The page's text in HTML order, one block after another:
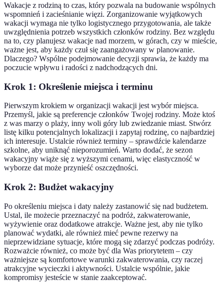
Wakacje z rodziną to czas, który pozwala na budowanie wspólnych
wspomnień i zacieśnianie więzi. Zorganizowanie wyjątkowych
wakacji wymaga nie tylko logistycznego przygotowania, ale także
uwzględnienia potrzeb wszystkich członków rodziny. Bez względu
na to, czy planujesz wakacje nad morzem, w górach, czy w mieście,
ważne jest, aby każdy czuł się zaangażowany w planowanie.
Dlaczego? Wspólne podejmowanie decyzji sprawia, że każdy ma
poczucie wpływu i radości z nadchodzących dni.
Krok 1: Określenie miejsca i terminu
Pierwszym krokiem w organizacji wakacji jest wybór miejsca.
Przemyśl, jakie są preferencje członków Twojej rodziny. Może ktoś
z was marzy o plaży, inny woli góry lub zwiedzanie miast. Stwórz
listę kilku potencjalnych lokalizacji i zapytaj rodzinę, co najbardziej
ich interesuje. Ustalcie również terminy – sprawdźcie kalendarze
szkolne, aby uniknąć nieporozumień. Warto dodać, że sezon
wakacyjny wiąże się z wyższymi cenami, więc elastyczność w
wyborze dat może przynieść oszczędności.
Krok 2: Budżet wakacyjny
Po określeniu miejsca i daty należy zastanowić się nad budżetem.
Ustal, ile możecie przeznaczyć na podróż, zakwaterowanie,
wyżywienie oraz dodatkowe atrakcje. Ważne jest, aby nie tylko
planować wydatki, ale również mieć pewne rezerwy na
nieprzewidziane sytuacje, które mogą się zdarzyć podczas podróży.
Rozważcie również, co może być dla Was priorytetem – czy
ważniejsze są komfortowe warunki zakwaterowania, czy raczej
atrakcyjne wycieczki i aktywności. Ustalcie wspólnie, jakie
kompromisy jesteście w stanie zaakceptować.